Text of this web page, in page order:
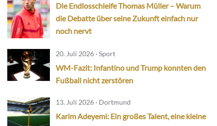
Die Endlosschleife Thomas Müller – Warum
die Debatte über seine Zukunft einfach nur
noch nervt
20. Juli 2026 · Sport
WM-Fazit: Infantino und Trump konnten den
Fußball nicht zerstören
13. Juli 2026 · Dortmund
Karim Adeyemi: Ein großes Talent, eine kleine